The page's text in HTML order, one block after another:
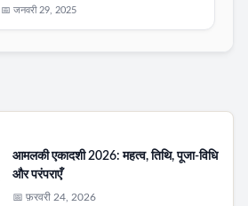
📅 जनवरी 29, 2025
आमलकी एकादशी 2026: महत्व, तिथि, पूजा-विधि
और परंपराएँ
📅 फ़रवरी 24, 2026